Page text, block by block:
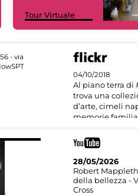
Tour Virtuale
04/10/2018
Al piano terra di
trova una
d’arte, cimeli
memorie
28/05/2026
Robert
della bellezza -
Cross